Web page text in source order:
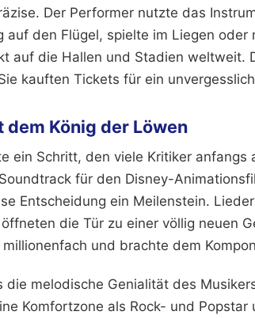
Der Performer nutzte das
auf den Flügel, spielte im Liegen oder
auf die Hallen und Stadien weltweit.
kauften Tickets für ein
König der Löwen
ein Schritt, den viele Kritiker anfangs
für den Disney-
Entscheidung ein Meilenstein.
öffneten die Tür zu einer völlig neuen
und brachte dem
die melodische Genialität des
Komfortzone als Rock- und